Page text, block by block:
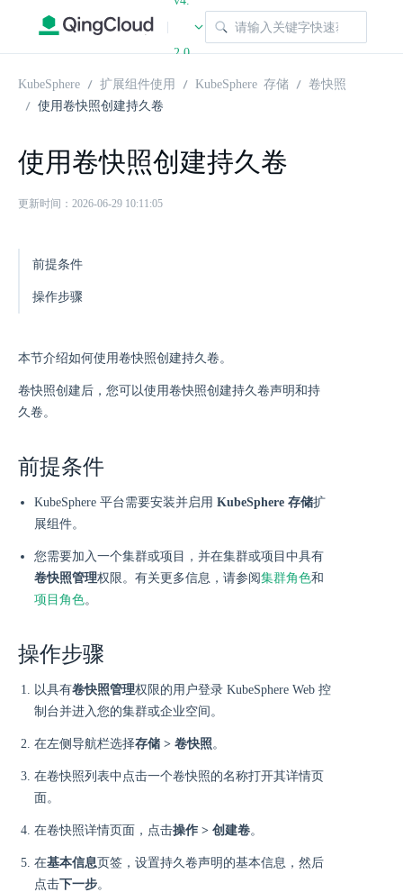
|
2.0
KubeSphere 扩展组件使用 KubeSphere 存储
卷快照
使用卷快照创建持久卷
使用卷快照创建持久卷
更新时间：2026-06-29 10:11:05
前提条件
操作步骤
本节介绍如何使用卷快照创建持久卷。
卷快照创建后，您可以使用卷快照创建持久卷声明和持
久卷。
前提条件
KubeSphere 平台需要安装并启用 KubeSphere 存储扩
展组件。
您需要加入一个集群或项目，并在集群或项目中具有
卷快照管理权限。有关更多信息，请参阅集群角色和
项目角色。
操作步骤
以具有卷快照管理权限的用户登录 KubeSphere Web 控
制台并进入您的集群或企业空间。
在左侧导航栏选择存储 > 卷快照。
在卷快照列表中点击一个卷快照的名称打开其详情页
面。
在卷快照详情页面，点击操作 > 创建卷。
在基本信息页签，设置持久卷声明的基本信息，然后
点击下一步。